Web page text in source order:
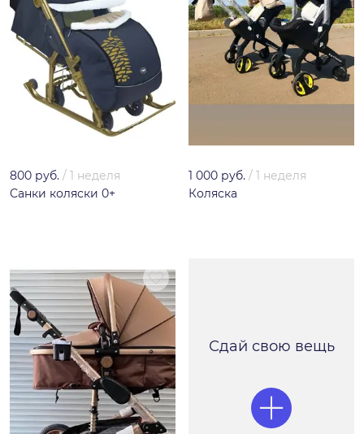
800 руб. / 1 неделя
Санки коляски 0+
1 000 руб. / 1 неделя
Коляска
Сдай свою вещь